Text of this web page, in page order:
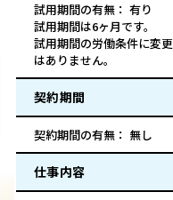
試用期間の有無： 有り
試用期間は6ヶ月です。
試用期間の労働条件に変更
はありません。
契約期間
契約期間の有無： 無し
仕事内容